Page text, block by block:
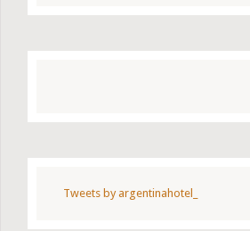
Tweets by argentinahotel_